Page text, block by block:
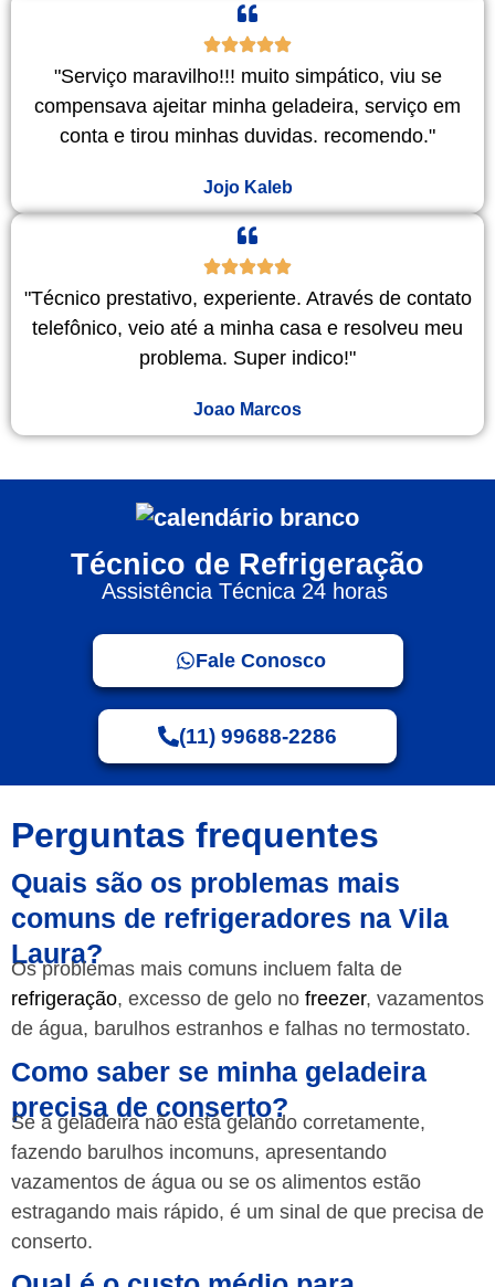
"Serviço maravilho!!! muito simpático, viu se
compensava ajeitar minha geladeira, serviço em
conta e tirou minhas duvidas. recomendo."
Jojo Kaleb
"Técnico prestativo, experiente. Através de contato
telefônico, veio até a minha casa e resolveu meu
problema. Super indico!"
Joao Marcos
Técnico de Refrigeração
Assistência Técnica 24 horas
Fale Conosco
(11) 99688-2286
Perguntas frequentes
Quais são os problemas mais
comuns de refrigeradores na Vila
Laura?
Os problemas mais comuns incluem falta de
refrigeração, excesso de gelo no freezer, vazamentos
de água, barulhos estranhos e falhas no termostato.
Como saber se minha geladeira
precisa de conserto?
Se a geladeira não está gelando corretamente,
fazendo barulhos incomuns, apresentando
vazamentos de água ou se os alimentos estão
estragando mais rápido, é um sinal de que precisa de
conserto.